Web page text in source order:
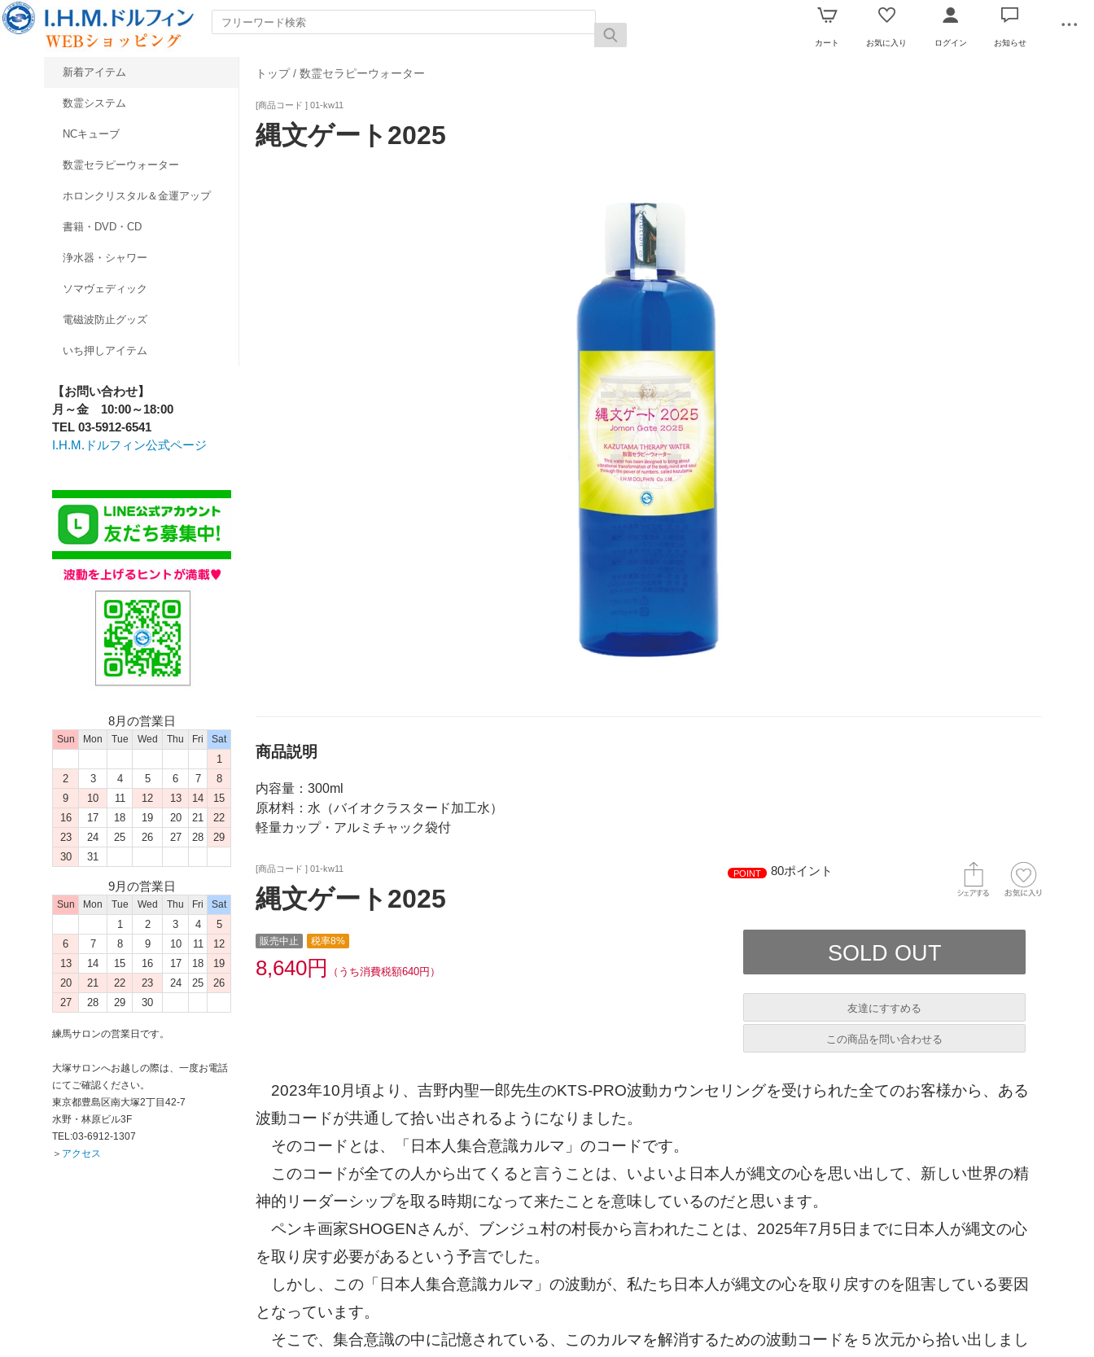
カート お気に入り ログイン お知らせ
新着アイテム
数霊システム
NCキューブ
数霊セラピーウォーター
ホロンクリスタル＆金運アップ
書籍・DVD・CD
浄水器・シャワー
ソマヴェディック
電磁波防止グッズ
いち押しアイテム
【お問い合わせ】
月～金 10:00～18:00
TEL 03-5912-6541
I.H.M.ドルフィン公式ページ
8月の営業日
Sun Mon Tue Wed Thu Fri Sat
1
2
3 4 5 6 7
8
9
10 11 12 13 14
15
16
17 18 19 20 21
22
23
24 25 26 27 28
29
30
31
9月の営業日
Sun Mon Tue Wed Thu Fri Sat
1 2 3 4
5
6
7 8 9 10 11
12
13
14 15 16 17 18
19
20
21 22 23 24 25
26
27
28 29 30
練馬サロンの営業日です。
大塚サロンへお越しの際は、一度お電話
にてご確認ください。
東京都豊島区南大塚2丁目42-7
水野・林原ビル3F
TEL:03-6912-1307
＞ アクセス
トップ/数霊セラピーウォーター
[商品コード ] 01-kw11
縄文ゲート2025
商品説明
内容量：300ml
原材料：水（バイオクラスタード加工水）
軽量カップ・アルミチャック袋付
[商品コード ] 01-kw11
縄文ゲート2025
販売中止 税率8%
8,640円 （うち消費税額640円）
POINT 80ポイント
友達にすすめる
必須
この商品を問い合わせる
必須
2023年10月頃より、吉野内聖一郎先生のKTS-PRO波動カウンセリングを受けられた全てのお客様から、ある
波動コードが共通して拾い出されるようになりました。
そのコードとは、「日本人集合意識カルマ」のコードです。
このコードが全ての人から出てくると言うことは、いよいよ日本人が縄文の心を思い出して、新しい世界の精
神的リーダーシップを取る時期になって来たことを意味しているのだと思います。
ペンキ画家SHOGENさんが、ブンジュ村の村長から言われたことは、2025年7月5日までに日本人が縄文の心
を取り戻す必要があるという予言でした。
しかし、この「日本人集合意識カルマ」の波動が、私たち日本人が縄文の心を取り戻すのを阻害している要因
となっています。
そこで、集合意識の中に記憶されている、このカルマを解消するための波動コードを５次元から拾い出しまし